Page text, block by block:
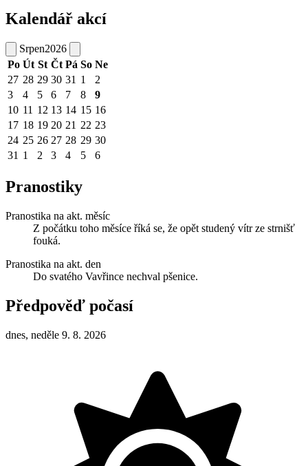
Kalendář akcí
Srpen2026
Po Út St Čt Pá So Ne
27 28 29 30 31 1
2
3
4 5 6 7 8
9
10 11 12 13 14 15 16
17 18 19 20 21 22 23
24 25 26 27 28 29 30
31 1 2 3 4 5 6
Pranostiky
Pranostika na akt. měsíc
Z počátku toho měsíce říká se, že opět studený vítr ze strnišť
fouká.
Pranostika na akt. den
Do svatého Vavřince nechval pšenice.
Předpověď počasí
dnes, neděle 9. 8. 2026